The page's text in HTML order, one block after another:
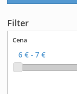
Filter
Cena